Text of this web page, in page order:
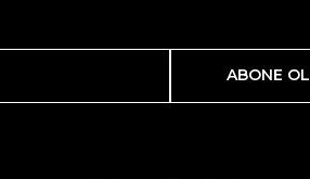
ABONE OL